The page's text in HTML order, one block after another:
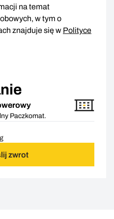
na temat
w tym o
znajduje się w Polityce
Paczkomat.
zwrot